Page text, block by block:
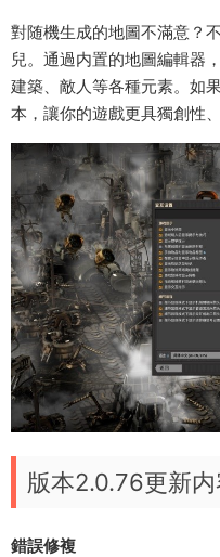
對随機生成的地圖不滿意？
兒。通過内置的地圖編輯器
建築、敵人等各種元素。如
本，讓你的遊戲更具獨創性
版本2.0.76更新内
錯誤修複